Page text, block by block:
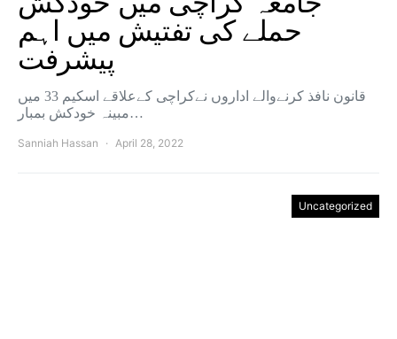
حملے کی تفتیش میں اہم
پیشرفت
قانون نافذ کرنےوالے اداروں نےکراچی کےعلاقے اسکیم 33 میں
مبینہ خودکش بمبار…
Sanniah Hassan April 28, 2022
Uncategorized